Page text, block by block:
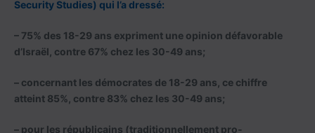
Security Studies) qui l’a dressé:
– 75% des 18-29 ans expriment une opinion défavorable
d’Israël, contre 67% chez les 30-49 ans;
– concernant les démocrates de 18-29 ans, ce chiffre
atteint 85%, contre 83% chez les 30-49 ans;
– pour les républicains (traditionnellement pro-